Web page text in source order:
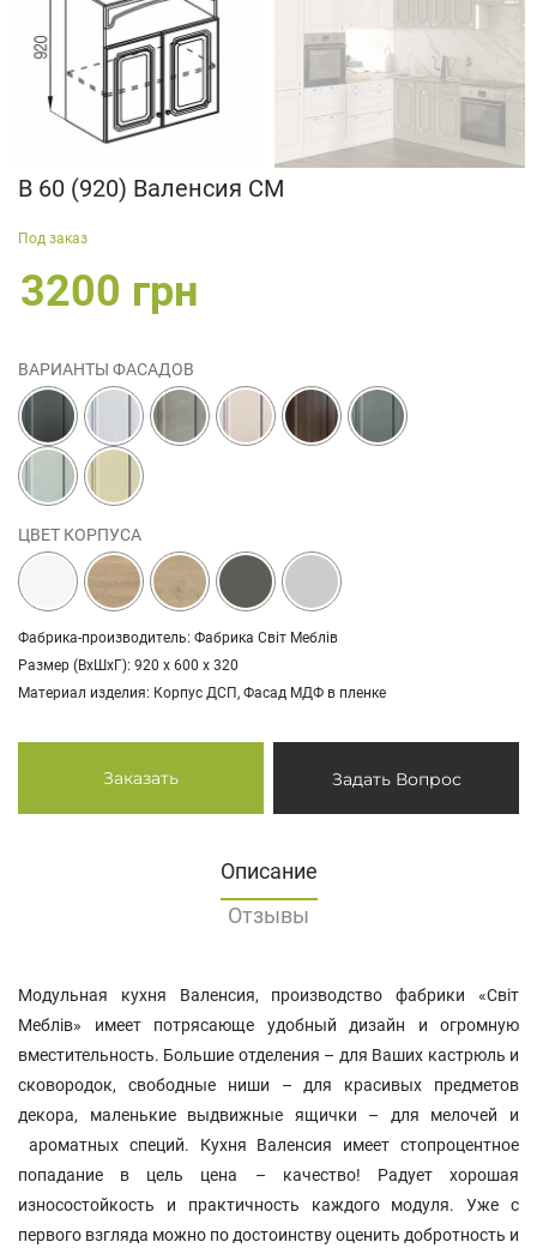
В 60 (920) Валенсия СМ
Под заказ
3200 грн
ВАРИАНТЫ ФАСАДОВ
ЦВЕТ КОРПУСА
Фабрика-производитель: Фабрика Світ Меблів
Размер (ВхШхГ): 920 х 600 х 320
Материал изделия: Корпус ДСП, Фасад МДФ в пленке
Заказать Задать Вопрос
Описание
Отзывы
Модульная кухня Валенсия, производство фабрики «Світ
Меблів» имеет потрясающе удобный дизайн и огромную
вместительность. Большие отделения – для Ваших кастрюль и
сковородок, свободные ниши – для красивых предметов
декора, маленькие выдвижные ящички – для мелочей и
ароматных специй. Кухня Валенсия имеет стопроцентное
попадание в цель цена – качество! Радует хорошая
износостойкость и практичность каждого модуля. Уже с
первого взгляда можно по достоинству оценить добротность и